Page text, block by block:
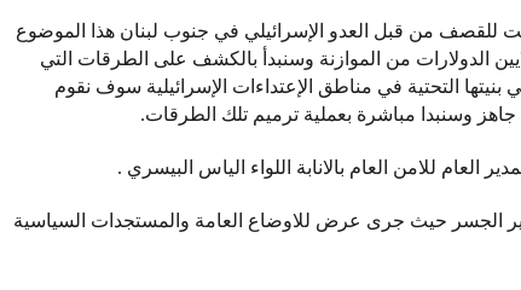
للقصف من قبل العدو الإسرائيلي في جنوب لبنان هذا الموضوع
الدولارات من الموازنة وسنبدأ بالكشف على الطرقات التي
التحتية في مناطق الإعتداءات الإسرائيلية سوف نقوم
وسنبدا مباشرة بعملية ترميم تلك الطرقات.
العام للامن العام بالانابة اللواء الياس البيسري .
الجسر حيث جرى عرض للاوضاع العامة والمستجدات السياسية